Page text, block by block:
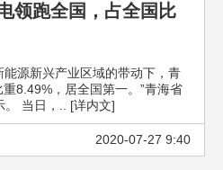
领跑全国，占全国比
源新兴产业区域的带动下，青
8.49%，居全国第一。”青海省
。 当日，.. [详内文]
2020-07-27 9:40